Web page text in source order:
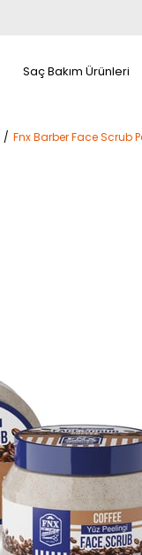
Saç Bakım Ürünleri
Fnx Barber Face Scrub